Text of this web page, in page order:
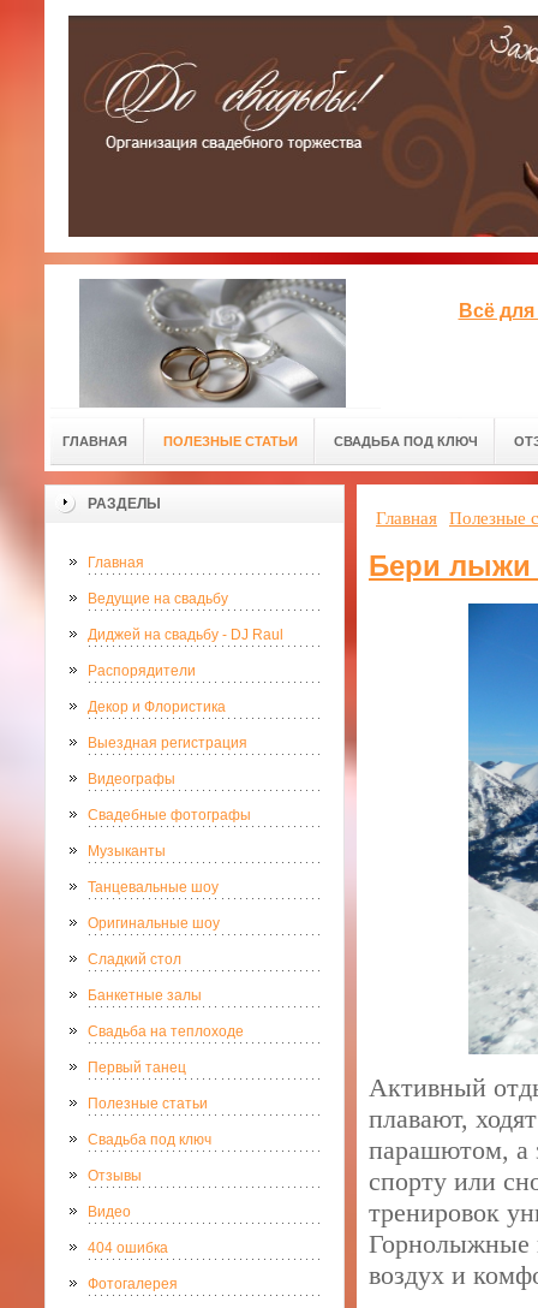
Всё
ГЛАВНАЯ ПОЛЕЗНЫЕ СТАТЬИ СВАДЬБА ПОД КЛЮЧ
РАЗДЕЛЫ
Главная
Ведущие на свадьбу
Диджей на свадьбу - DJ Raul
Распорядители
Декор и Флористика
Выездная регистрация
Видеографы
Свадебные фотографы
Музыканты
Танцевальные шоу
Оригинальные шоу
Сладкий стол
Банкетные залы
Свадьба на теплоходе
Первый танец
Полезные статьи
Свадьба под ключ
Отзывы
Видео
404 ошибка
Фотогалерея
Главная Полезные
Бери
Активный
плавают,
парашютом, а
спорту или
тренировок
Горнолыжные
воздух и